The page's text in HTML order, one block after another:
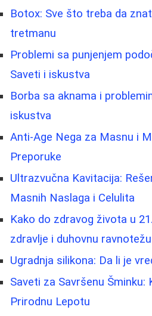
Botox: Sve što treba da
tretmanu
Problemi sa punjenjem
Saveti i iskustva
Borbа sa aknama i
iskustva
Anti-Age Nega za Masnu i
Preporuke
Ultrazvučna Kavitacija:
Masnih Naslaga i Celulita
Kako do zdravog života u
zdravlje i duhovnu ravnotežu
Ugradnja silikona: Da li je
Saveti za Savršenu Šminku:
Prirodnu Lepotu